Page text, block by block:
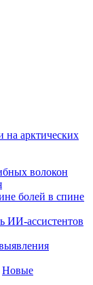
арктических
волокон
болей в спине
ИИ-ассистентов
Новые